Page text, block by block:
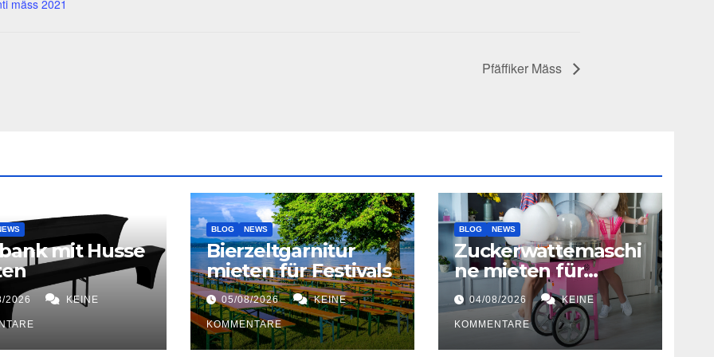
mäss 2021
Pfäffiker Mäss
mit Husse
2026 KEINE
BLOG NEWS
Bierzeltgarnitur
mieten für Festivals
05/08/2026 KEINE
KOMMENTARE
BLOG NEWS
Zuckerwattemaschi
ne mieten für
Hochzeiten
04/08/2026 KEINE
KOMMENTARE